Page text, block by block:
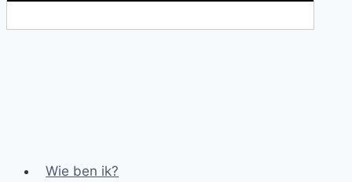
Wie ben ik?